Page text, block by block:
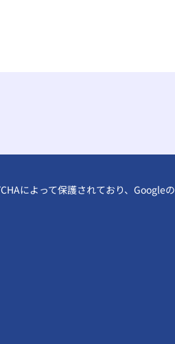
によって保護されており、Googleの